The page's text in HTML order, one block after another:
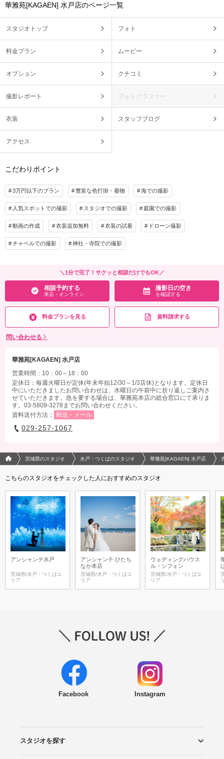
華雅苑[KAGAEN] 水戸店のページ一覧
スタジオトップ フォト
料金プラン ムービー
オプション クチコミ
撮影レポート フォトグラファー
衣装 スタッフブログ
アクセス
こだわりポイント
3万円以下のプラン 豊富な色打掛・着物 海での撮影
人気スポットでの撮影 スタジオでの撮影 庭園での撮影
動画の作成 衣装追加無料 衣装の試着 ドローン撮影
チャペルでの撮影 神社・寺院での撮影
＼1分で完了！サクッと相談だけでもOK／
相談予約する
来店・オンライン
撮影日の空き
を確認する
料金プランを見る 資料請求する
問い合わせる
華雅苑[KAGAEN] 水戸店
営業時間：10：00～18：00
定休日：毎週火曜日が定休(年末年始12/30～1/3店休)となります。定休日
中にいただきましたお問い合わせは、水曜日の午前中に折り返しご案内さ
せていただきます。急を要する場合は、華雅苑本店の総合窓口にて承りま
す。03-5809-3278までお問い合わせください。
資料送付方法：
郵送・メール
029-257-1067
フォトウエディング/結婚写真のPhotorait ホーム
茨城県のスタジオ 水戸・つくばのスタジオ 華雅苑[KAGAEN] 水戸店
こちらのスタジオをチェックした人におすすめのスタジオ
アンシャンテ水戸
茨城県/水戸・つくばエ
リア
アンシャンテ ひたち
なか本店
茨城県/水戸・つくばエ
リア
ウェディングハウス
ル・シフォン
茨城県/水戸・つくばエ
リア
Facebook Instagram
スタジオを探す